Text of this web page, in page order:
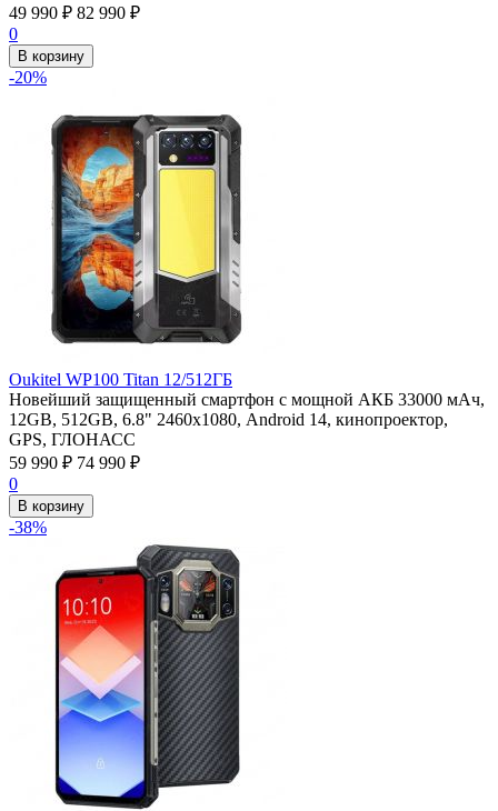
49 990 ₽ 82 990 ₽
0
В корзину
-20%
Oukitel WP100 Titan 12/512ГБ
Новейший защищенный смартфон с мощной АКБ 33000 мАч,
12GB, 512GB, 6.8" 2460х1080, Android 14, кинопроектор,
GPS, ГЛОНАСС
59 990 ₽ 74 990 ₽
0
В корзину
-38%